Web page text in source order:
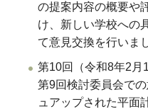
の提案内容の概要や
け、新しい学校への
て意見交換を行いま
第10回（令和8年2月
第9回検討委員会で
ュアップされた平面